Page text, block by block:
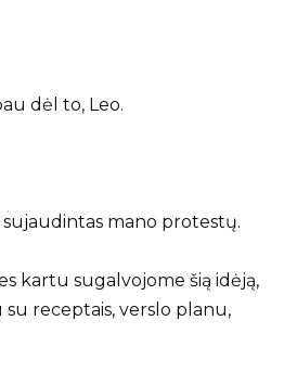
dėl to, Leo.
mano protestų.
kartu sugalvojome šią idėją,
su receptais, verslo planu,